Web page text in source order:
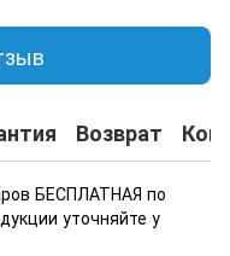
Возврат
БЕСПЛАТНАЯ по
уточняйте у